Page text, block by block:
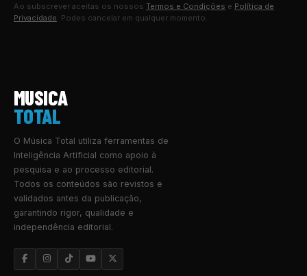
Ao subscrever aceitas os nossos Termos e Condições e Política de
Privacidade. Podes cancelar em qualquer momento.
MUSICA
TOTAL
O Música Total utiliza ferramentas de
Inteligência Artificial como apoio à
pesquisa e ao processo editorial.
Todos os conteúdos são revistos e
validados antes da publicação,
garantindo rigor, qualidade e
independência editorial.